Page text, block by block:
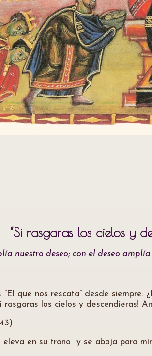
“Si rasgaras los cielos y
nuestro deseo; con el deseo
que nos rescata” desde
los cielos y descendieras!
eleva en su trono y se abaja para